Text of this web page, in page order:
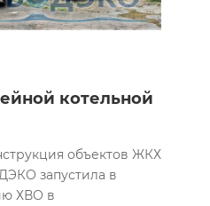
котельной
объектов ЖКХ
запустила в
ХВО в